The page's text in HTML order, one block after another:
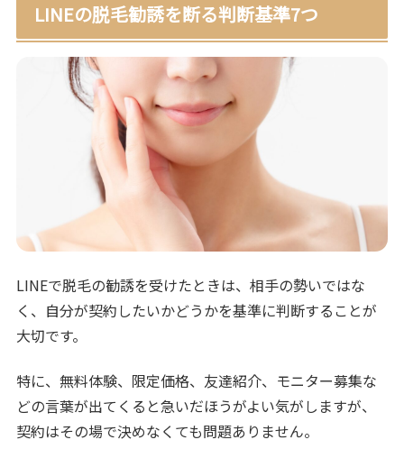
LINEの脱毛勧誘を断る判断基準7つ
LINEで脱毛の勧誘を受けたときは、相手の勢いではな
く、自分が契約したいかどうかを基準に判断することが
大切です。
特に、無料体験、限定価格、友達紹介、モニター募集な
どの言葉が出てくると急いだほうがよい気がしますが、
契約はその場で決めなくても問題ありません。